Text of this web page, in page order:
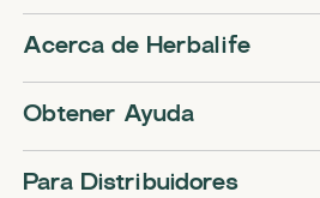
Acerca de Herbalife
Obtener Ayuda
Para Distribuidores